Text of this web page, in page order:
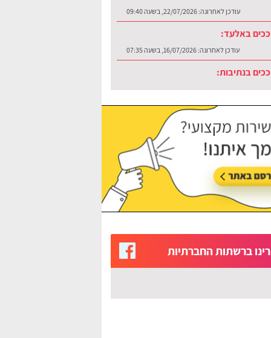
עודכן לאחרונה:22/07/2026, בשעה 09:40
באלעד:
עודכן לאחרונה:16/07/2026, בשעה 07:35
בנתיבות:
עודכן לאחרונה:30/07/2026, בשעה 12:48
ברשתות החברתיות